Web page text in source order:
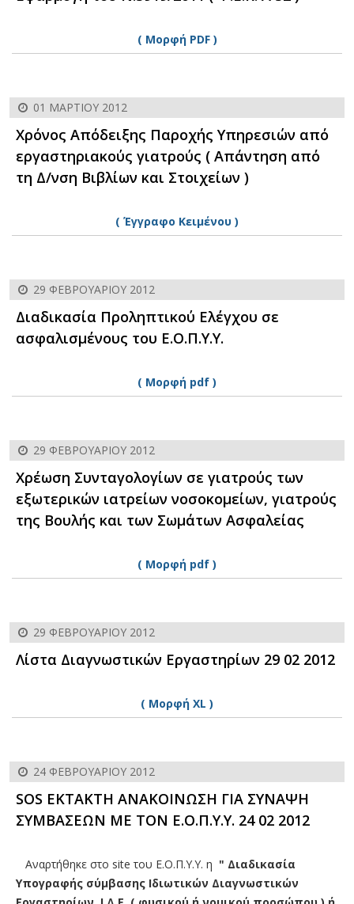
( Μορφή PDF )
01 ΜΑΡΤΊΟΥ 2012
Χρόνος Απόδειξης Παροχής Υπηρεσιών από
εργαστηριακούς γιατρούς ( Απάντηση από
τη Δ/νση Βιβλίων και Στοιχείων )
( Έγγραφο Κειμένου )
29 ΦΕΒΡΟΥΑΡΊΟΥ 2012
Διαδικασία Προληπτικού Ελέγχου σε
ασφαλισμένους του Ε.Ο.Π.Υ.Υ.
( Μορφή pdf )
29 ΦΕΒΡΟΥΑΡΊΟΥ 2012
Χρέωση Συνταγολογίων σε γιατρούς των
εξωτερικών ιατρείων νοσοκομείων, γιατρούς
της Βουλής και των Σωμάτων Ασφαλείας
( Μορφή pdf )
29 ΦΕΒΡΟΥΑΡΊΟΥ 2012
Λίστα Διαγνωστικών Εργαστηρίων 29 02 2012
( Μορφή XL )
24 ΦΕΒΡΟΥΑΡΊΟΥ 2012
SOS ΕΚΤΑΚΤΗ ΑΝΑΚΟΙΝΩΣΗ ΓΙΑ ΣΥΝΑΨΗ
ΣΥΜΒΑΣΕΩΝ ΜΕ ΤΟΝ Ε.Ο.Π.Υ.Υ. 24 02 2012
Αναρτήθηκε στο site του Ε.Ο.Π.Υ.Υ. η " Διαδικασία
Υπογραφής σύμβασης Ιδιωτικών Διαγνωστικών